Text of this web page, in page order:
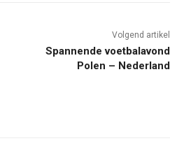
Volgend artikel
Spannende voetbalavond
Polen – Nederland